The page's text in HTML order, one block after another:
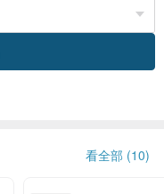
看全部 (10)